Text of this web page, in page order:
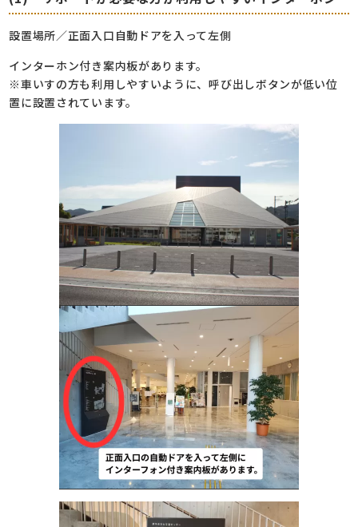
設置場所／正面入口自動ドアを入って左側
インターホン付き案内板があります。
※車いすの方も利用しやすいように、呼び出しボタンが低い位
置に設置されています。